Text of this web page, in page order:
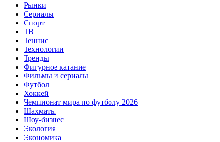
Рынки
Сериалы
Спорт
ТВ
Теннис
Технологии
Тренды
Фигурное катание
Фильмы и сериалы
Футбол
Хоккей
Чемпионат мира по футболу 2026
Шахматы
Шоу-бизнес
Экология
Экономика